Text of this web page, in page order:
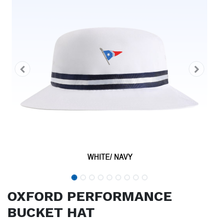
OXFORD PERFORMANCE
BUCKET HAT